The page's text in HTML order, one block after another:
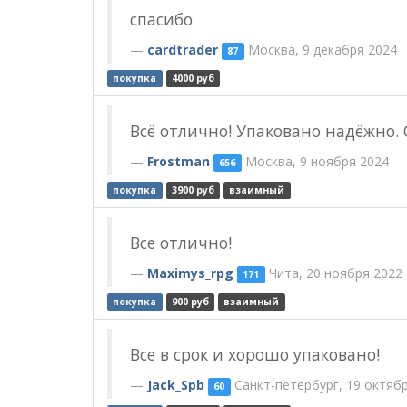
спасибо
cardtrader 87 Москва, 9 декабря 2024
покупка 4000 руб
Всё отлично! Упаковано надёжно.
Frostman 656 Москва, 9 ноября 2024
покупка 3900 руб взаимный
Все отлично!
Maximys_rpg 171 Чита, 20 ноября 2022
покупка 900 руб взаимный
Все в срок и хорошо упаковано!
Jack_Spb 60 Санкт-петербург, 19